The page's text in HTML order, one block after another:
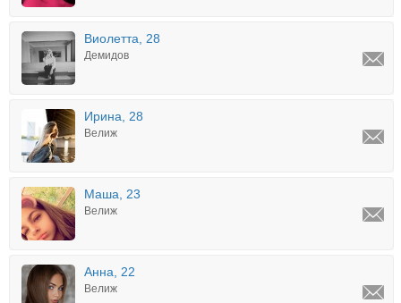
Виолетта, 28
Демидов
Ирина, 28
Велиж
Маша, 23
Велиж
Анна, 22
Велиж